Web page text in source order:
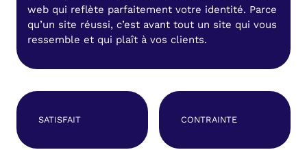
web qui reflète parfaitement votre identité. Parce
qu’un site réussi, c’est avant tout un site qui vous
ressemble et qui plaît à vos clients.
SATISFAIT CONTRAINTE